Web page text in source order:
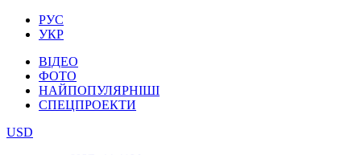
РУС
УКР
ВІДЕО
ФОТО
НАЙПОПУЛЯРНІШІ
СПЕЦПРОЕКТИ
USD